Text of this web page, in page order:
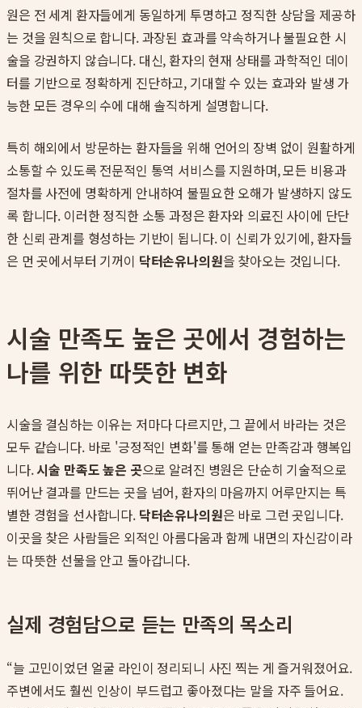
원은 전 세계 환자들에게 동일하게 투명하고 정직한 상담을 제공하
는 것을 원칙으로 합니다. 과장된 효과를 약속하거나 불필요한 시
술을 강권하지 않습니다. 대신, 환자의 현재 상태를 과학적인 데이
터를 기반으로 정확하게 진단하고, 기대할 수 있는 효과와 발생 가
능한 모든 경우의 수에 대해 솔직하게 설명합니다.
특히 해외에서 방문하는 환자들을 위해 언어의 장벽 없이 원활하게
소통할 수 있도록 전문적인 통역 서비스를 지원하며, 모든 비용과
절차를 사전에 명확하게 안내하여 불필요한 오해가 발생하지 않도
록 합니다. 이러한 정직한 소통 과정은 환자와 의료진 사이에 단단
한 신뢰 관계를 형성하는 기반이 됩니다. 이 신뢰가 있기에, 환자들
은 먼 곳에서부터 기꺼이 닥터손유나의원을 찾아오는 것입니다.
시술 만족도 높은 곳에서 경험하는
나를 위한 따뜻한 변화
시술을 결심하는 이유는 저마다 다르지만, 그 끝에서 바라는 것은
모두 같습니다. 바로 '긍정적인 변화'를 통해 얻는 만족감과 행복입
니다.시술 만족도 높은 곳으로 알려진 병원은 단순히 기술적으로
뛰어난 결과를 만드는 곳을 넘어, 환자의 마음까지 어루만지는 특
별한 경험을 선사합니다. 닥터손유나의원은 바로 그런 곳입니다.
이곳을 찾은 사람들은 외적인 아름다움과 함께 내면의 자신감이라
는 따뜻한 선물을 안고 돌아갑니다.
실제 경험담으로 듣는 만족의 목소리
“늘 고민이었던 얼굴 라인이 정리되니 사진 찍는 게 즐거워졌어요.
주변에서도 훨씬 인상이 부드럽고 좋아졌다는 말을 자주 들어요.